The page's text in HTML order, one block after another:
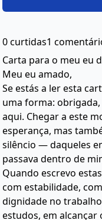
0 curtidas1
Carta para o meu eu
Meu eu amado,
Se estás a ler esta
uma forma:
aqui. Chegar a este
esperança, mas
silêncio — daqueles
passava dentro de
Quando escrevo
com estabilidade,
dignidade no
estudos, em alcançar